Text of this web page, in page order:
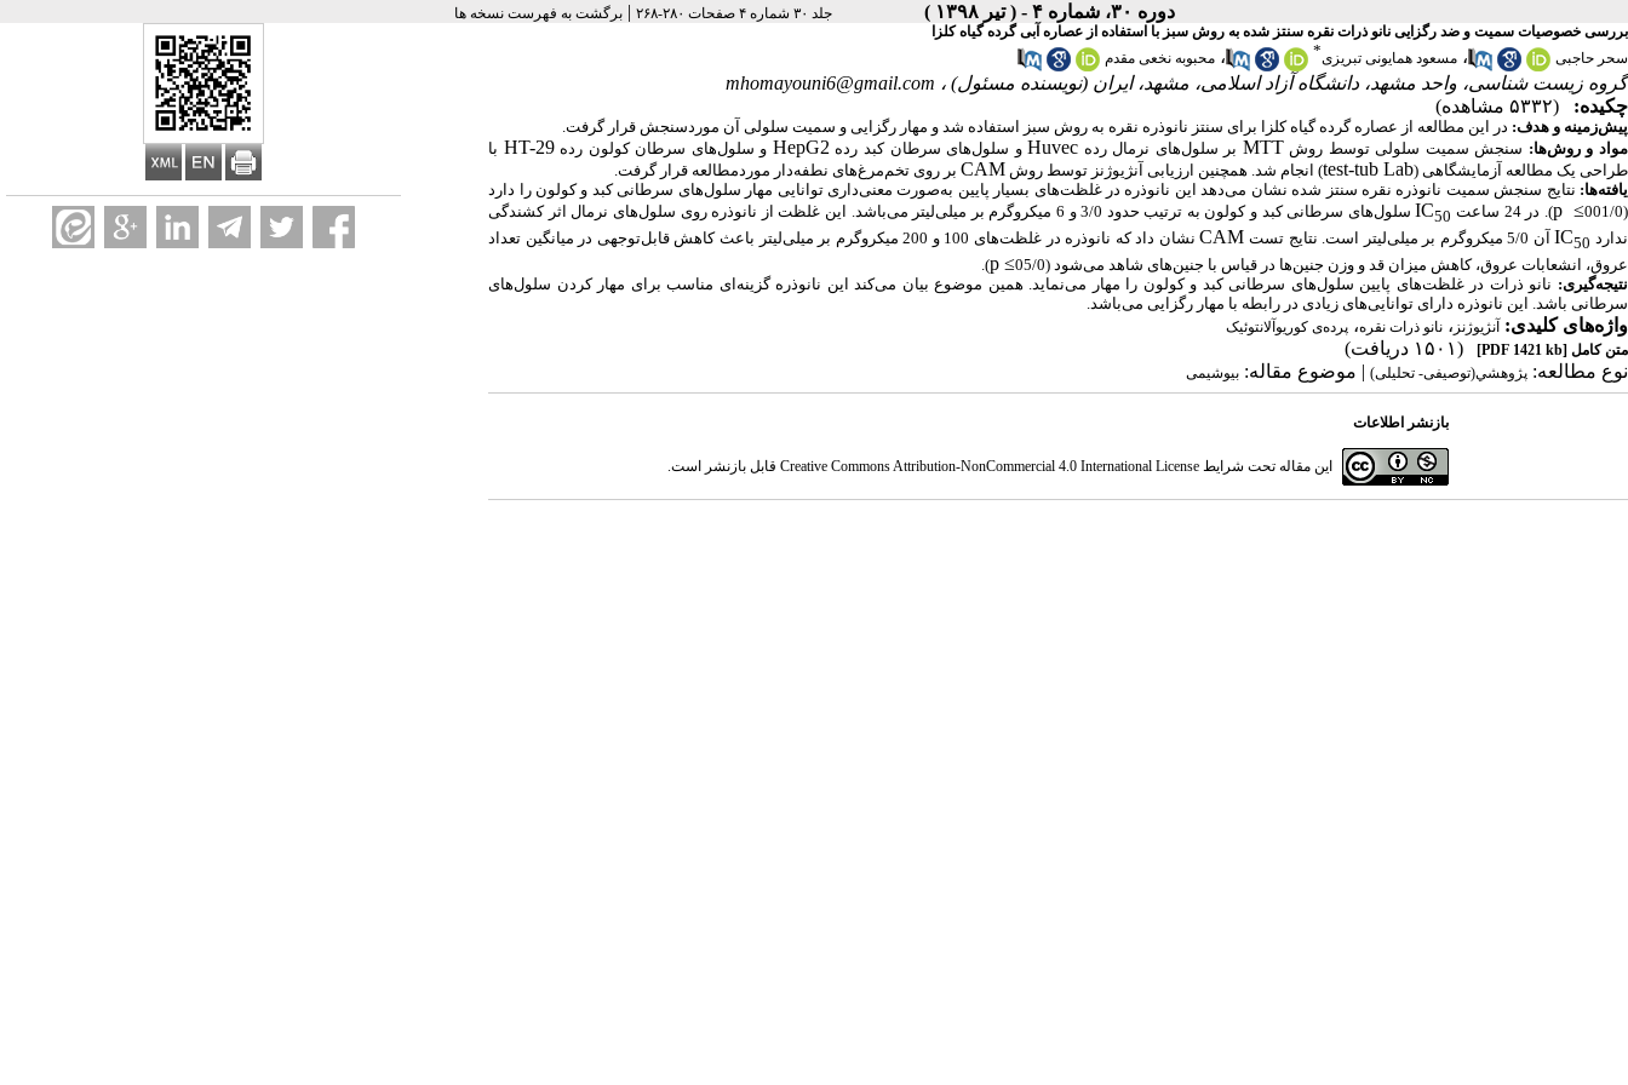
دوره ۳۰، شماره ۴ - ( تیر ۱۳۹۸ ) جلد ۳۰ شماره ۴ صفحات ۲۸۰-۲۶۸ |برگشت به فهرست نسخه ها
بررسی خصوصیات سمیت و ضد رگزایی نانو ذرات نقره سنتز شده به روش سبز با استفاده از عصاره آبی گرده گیاه کلزا
سحر حاجبی
، مسعود همایونی تبریزی* ، محبوبه نخعی مقدم
گروه زیست شناسی، واحد مشهد، دانشگاه آزاد اسلامی، مشهد، ایران (نویسنده مسئول) ، mhomayouni6@gmail.com
چکیده:
(۵۳۳۲ مشاهده)
پیش‌زمینه و هدف: در این مطالعه از عصاره گرده گیاه کلزا برای سنتز نانوذره نقره به روش سبز استفاده شد و مهار رگزایی و سمیت سلولی آن موردسنجش قرار گرفت.
مواد و روش‌ها: سنجش سمیت سلولی توسط روشMTT بر سلول‌های نرمال رده Huvec و سلول‌های سرطان کبد رده HepG2 و سلول‌های سرطان کولون ردهHT-29 با
طراحی یک مطالعه آزمایشگاهی (test-tub Lab) انجام شد. همچنین ارزیابی آنژیوژنز توسط روش CAM بر روی تخم‌مرغ‌های نطفه‌دار موردمطالعه قرار گرفت.
یافته‌ها: نتایج سنجش سمیت نانوذره نقره سنتز شده نشان می‌دهد این نانوذره در غلظت‌های بسیار پایین به‌صورت معنی‌داری توانایی مهار سلول‌های سرطانی کبد و کولون را دارد
(001/0
≤
p). در 24 ساعت IC50
سلول‌های سرطانی کبد و کولون به ترتیب حدود 3/0 و 6 میکروگرم بر میلی‌لیتر می‌باشد. این غلظت از نانوذره روی سلول‌های نرمال اثر کشندگی
ندارد
IC50 آن 5/0 میکروگرم بر میلی‌لیتر است. نتایج تست CAM
نشان داد که نانوذره در غلظت‌های 100 و 200 میکروگرم بر میلی‌لیتر باعث کاهش قابل‌توجهی در میانگین تعداد
عروق، انشعابات عروق، کاهش میزان قد و وزن جنین‌ها در قیاس با جنین‌های شاهد می‌شود (05/0
≤
p
).
نتیجه‌گیری: نانو ذرات در غلظت‌های پایین سلول‌های سرطانی کبد و کولون را مهار می‌نماید. همین موضوع بیان می‌کند این نانوذره گزینه‌ای مناسب برای مهار کردن سلول‌های
سرطانی باشد. این نانوذره دارای توانایی‌های زیادی در رابطه با مهار رگزایی می‌باشد.
واژه‌های کلیدی: آنژیوژنز ، نانو ذرات نقره، پرده‌ی کوریوآلانتوئیک
متن کامل [PDF 1421 kb]
(۱۵۰۱ دریافت)
نوع مطالعه: پژوهشي(توصیفی- تحلیلی) | موضوع مقاله: بیوشیمی
بازنشر اطلاعات
این مقاله تحت شرایط Creative Commons Attribution-NonCommercial 4.0 International Licenseقابل بازنشر است.